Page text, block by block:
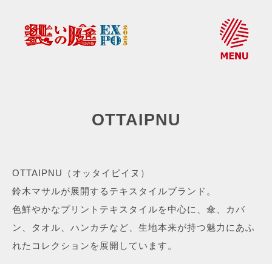
OTTAIPNU
OTTAIPNU（オッタイピイヌ）
鈴木マサルが展開するテキスタイルブランド。
色鮮やかなプリントテキスタイルを中心に、傘、カバ
ン、タオル、ハンカチなど、生地本来が持つ魅力にあふ
れたコレクションを展開しています。